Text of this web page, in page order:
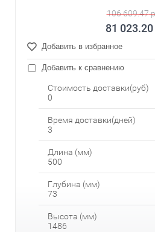
106 609.47
81 023.20
Добавить в избранное
Добавить к сравнению
Стоимость доставки(руб)
0
Время доставки(дней)
3
Длина (мм)
500
Глубина (мм)
73
Высота (мм)
1486